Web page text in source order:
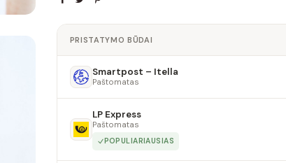
PRISTATYMO BŪDAI
Smartpost – Itella
Paštomatas
LP Express
Paštomatas
POPULIARIAUSIAS